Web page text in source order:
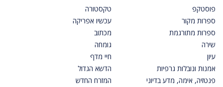
פוסטקפ
ספרות מקור
ספרות מתורגמת
שירה
עיון
אמנות ונובלות גרפיות
פנטזיה, אימה, מדע בדיוני
טקסטורה
עכשיו אפריקה
מכתוב
גומחה
חיי מדף
הדשא הגדול
המזרח החדש